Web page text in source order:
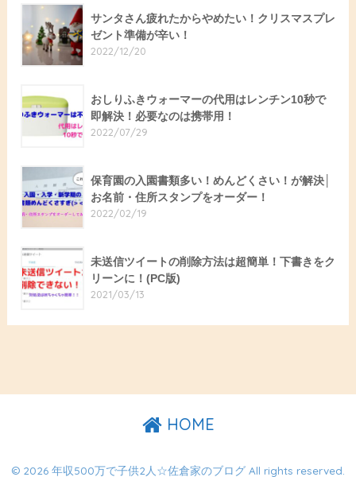
サンタさん疲れたからやめたい！クリスマスプレ
ゼント準備が辛い！
2022/12/20
おしりふきウォーマーの代用はレンチン10秒で
即解決！必要なのは携帯用！
2022/07/29
保育園の入園書類多い！めんどくさい！が解決│
お名前・住所スタンプをオーダー！
2022/02/19
未送信ツイートの削除方法は超簡単！下書きをク
リーンに！(PC版)
2021/03/13
HOME
© 2026 年収500万で子供2人☆佐倉家のブログ All rights reserved.